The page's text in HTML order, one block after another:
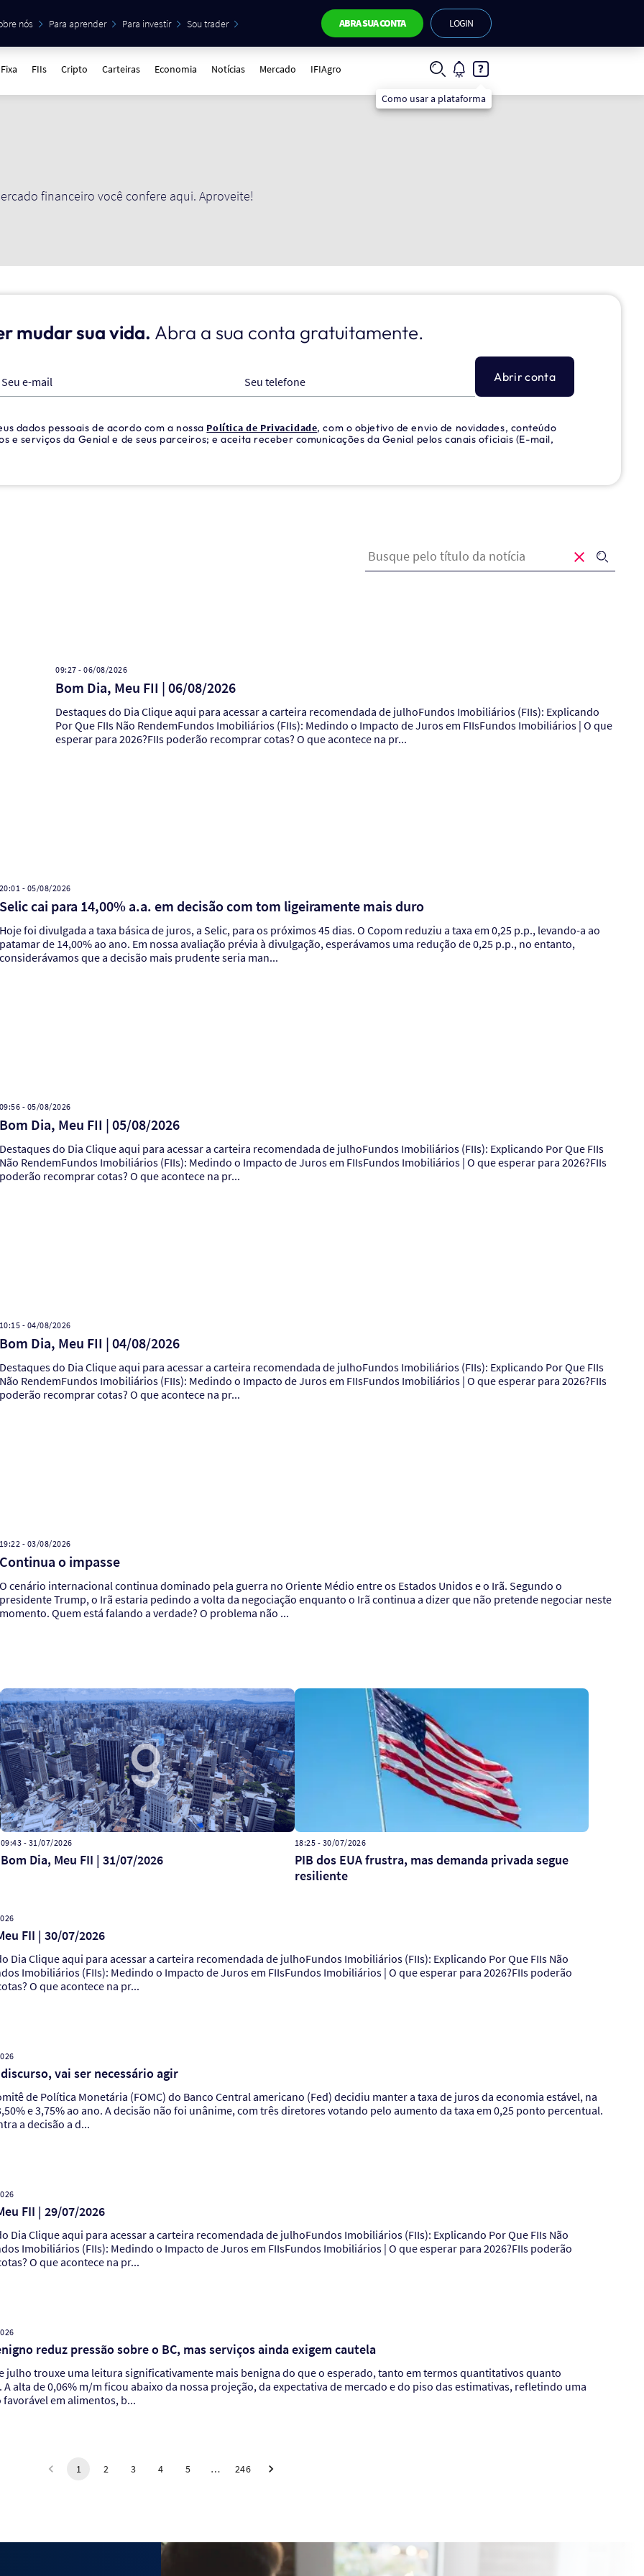
nós Para aprender Para investir Sou trader ABRA SUA CONTA LOGIN
FIIs Cripto Carteiras Economia Notícias Mercado IFIAgro
Como usar a plataforma
financeiro você confere aqui. Aproveite!
mudar sua vida. Abra a sua conta gratuitamente.
Seu e-mail Seu telefone Abrir conta
dados pessoais de acordo com a nossa Política de Privacidade, com o objetivo de envio de novidades, conteúdo
serviços da Genial e de seus parceiros; e aceita receber comunicações da Genial pelos canais oficiais (E-mail,
09:27 - 06/08/2026
Bom Dia, Meu FII | 06/08/2026
Destaques do Dia Clique aqui para acessar a carteira recomendada de julhoFundos Imobiliários (FIIs): Explicando
Por Que FIIs Não RendemFundos Imobiliários (FIIs): Medindo o Impacto de Juros em FIIsFundos Imobiliários | O que
esperar para 2026?FIIs poderão recomprar cotas? O que acontece na pr...
20:01 - 05/08/2026
Selic cai para 14,00% a.a. em decisão com tom ligeiramente mais duro
Hoje foi divulgada a taxa básica de juros, a Selic, para os próximos 45 dias. O Copom reduziu a taxa em 0,25 p.p., levando-a ao
patamar de 14,00% ao ano. Em nossa avaliação prévia à divulgação, esperávamos uma redução de 0,25 p.p., no entanto,
considerávamos que a decisão mais prudente seria man...
09:56 - 05/08/2026
Bom Dia, Meu FII | 05/08/2026
Destaques do Dia Clique aqui para acessar a carteira recomendada de julhoFundos Imobiliários (FIIs): Explicando Por Que FIIs
Não RendemFundos Imobiliários (FIIs): Medindo o Impacto de Juros em FIIsFundos Imobiliários | O que esperar para 2026?FIIs
poderão recomprar cotas? O que acontece na pr...
10:15 - 04/08/2026
Bom Dia, Meu FII | 04/08/2026
Destaques do Dia Clique aqui para acessar a carteira recomendada de julhoFundos Imobiliários (FIIs): Explicando Por Que FIIs
Não RendemFundos Imobiliários (FIIs): Medindo o Impacto de Juros em FIIsFundos Imobiliários | O que esperar para 2026?FIIs
poderão recomprar cotas? O que acontece na pr...
19:22 - 03/08/2026
Continua o impasse
O cenário internacional continua dominado pela guerra no Oriente Médio entre os Estados Unidos e o Irã. Segundo o
presidente Trump, o Irã estaria pedindo a volta da negociação enquanto o Irã continua a dizer que não pretende negociar neste
momento. Quem está falando a verdade? O problema não ...
09:43 - 31/07/2026
Bom Dia, Meu FII | 31/07/2026
18:25 - 30/07/2026
PIB dos EUA frustra, mas demanda privada segue
resiliente
FII | 30/07/2026
(FIIs): Explicando Por Que FIIs Não
Imobiliários (FIIs): Medindo o Impacto de Juros em FIIsFundos Imobiliários | O que esperar para 2026?FIIs poderão
O que acontece na pr...
vai ser necessário agir
de Política Monetária (FOMC) do Banco Central americano (Fed) decidiu manter a taxa de juros da economia estável, na
e 3,75% ao ano. A decisão não foi unânime, com três diretores votando pelo aumento da taxa em 0,25 ponto percentual.
a decisão a d...
FII | 29/07/2026
(FIIs): Explicando Por Que FIIs Não
Imobiliários (FIIs): Medindo o Impacto de Juros em FIIsFundos Imobiliários | O que esperar para 2026?FIIs poderão
O que acontece na pr...
reduz pressão sobre o BC, mas serviços ainda exigem cautela
julho trouxe uma leitura significativamente mais benigna do que o esperado, tanto em termos quantitativos quanto
alta de 0,06% m/m ficou abaixo da nossa projeção, da expectativa de mercado e do piso das estimativas, refletindo uma
em alimentos, b...
1 2 3 4 5 … 246